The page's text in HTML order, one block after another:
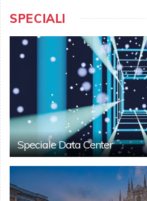
SPECIALI
Speciale Data Center